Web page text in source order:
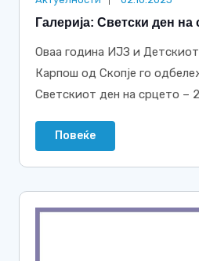
Галерија: Светски ден на
Оваа година ИЈЗ и
Карпош од Скопје го
Светскиот ден на срцето –
Повеќе